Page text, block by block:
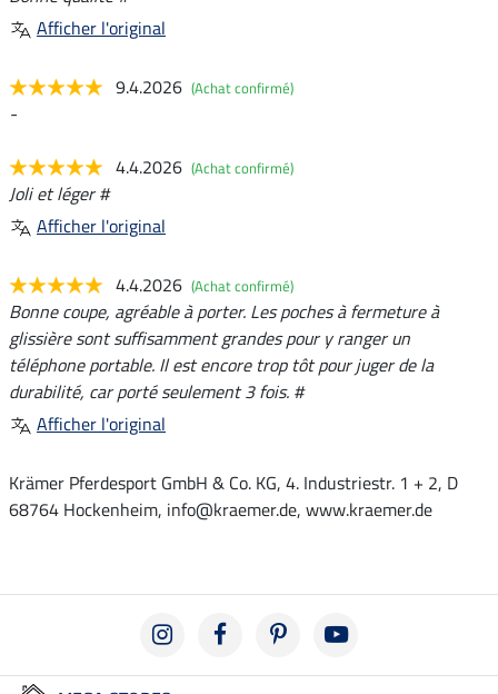
Afficher l'original
9.4.2026 (Achat confirmé)
-
4.4.2026 (Achat confirmé)
Joli et léger #
Afficher l'original
4.4.2026 (Achat confirmé)
Bonne coupe, agréable à porter. Les poches à fermeture à
glissière sont suffisamment grandes pour y ranger un
téléphone portable. Il est encore trop tôt pour juger de la
durabilité, car porté seulement 3 fois. #
Afficher l'original
Krämer Pferdesport GmbH & Co. KG, 4. Industriestr. 1 + 2, D
68764 Hockenheim, info@kraemer.de, www.kraemer.de